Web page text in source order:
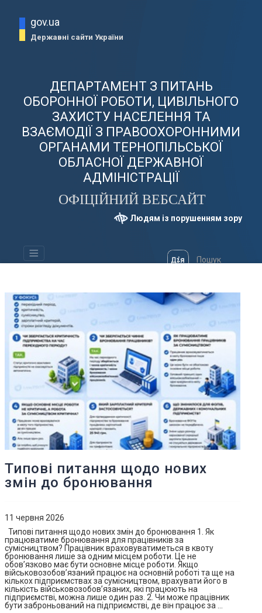
gov.ua
Державні сайти України
ДЕПАРТАМЕНТ З ПИТАНЬ
ОБОРОННОЇ РОБОТИ, ЦИВІЛЬНОГО
ЗАХИСТУ НАСЕЛЕННЯ ТА
ВЗАЄМОДІЇ З ПРАВООХОРОННИМИ
ОРГАНАМИ ТЕРНОПІЛЬСЬКОЇ
ОБЛАСНОЇ ДЕРЖАВНОЇ
АДМІНІСТРАЦІЇ
ОФІЦІЙНИЙ ВЕБСАЙТ
Людям із порушенням зору
Типові питання щодо нових
змін до бронювання
11 червня 2026
Типові питання щодо нових змін до бронювання 1. Як
працюватиме бронювання для працівників за
сумісництвом? Працівник враховуватиметься в квоту
бронювання лише за одним місцем роботи. Це не
обов’язково має бути основне місце роботи. Якщо
військовозобов’язаний працює на основній роботі та ще на
кількох підприємствах за сумісництвом, врахувати його в
кількість військовозобов’язаних, які працюють на
підприємстві, можна лише один раз. 2. Чи може працівник
бути заброньований на підприємстві, де він працює за …